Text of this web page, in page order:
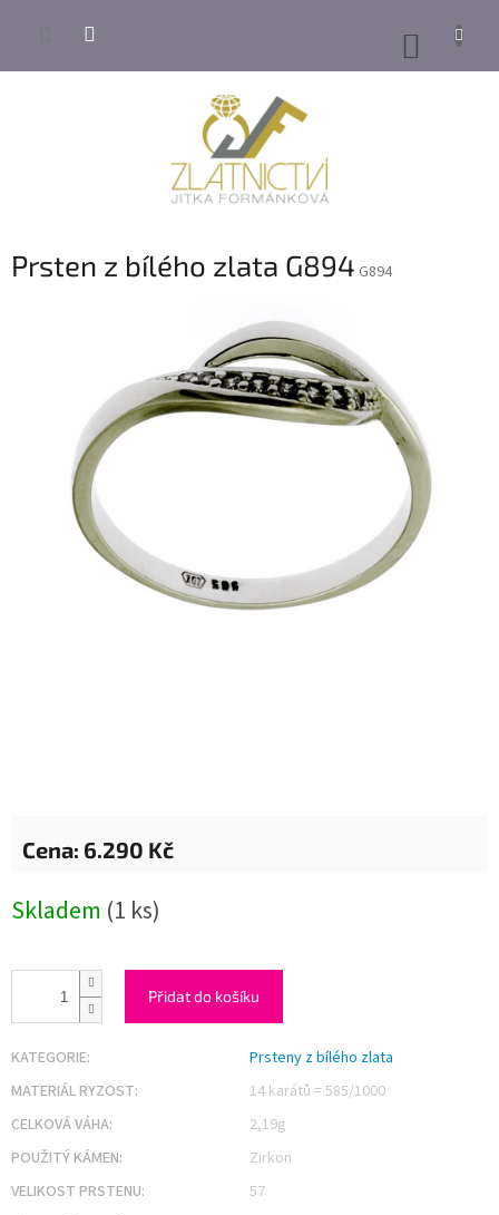
KOŠÍK
Prsten z bílého zlata G894 G894
6.290 Kč
cena:
Skladem (1 ks)
Přidat do košíku
KATEGORIE:
Prsteny z bílého zlata
MATERIÁL RYZOST:
14 karátů = 585/1000
CELKOVÁ VÁHA:
2,19g
POUŽITÝ KÁMEN:
Zirkon
VELIKOST PRSTENU:
57